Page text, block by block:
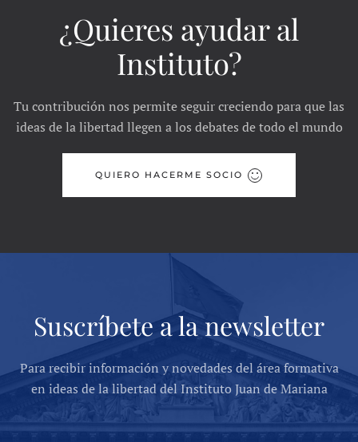
¿Quieres ayudar al
Instituto?
Tu contribución nos permite seguir creciendo para que las
ideas de la libertad llegen a los debates de todo el mundo
QUIERO HACERME SOCIO
Suscríbete a la newsletter
Para recibir información y novedades del área formativa
en ideas de la libertad del Instituto Juan de Mariana